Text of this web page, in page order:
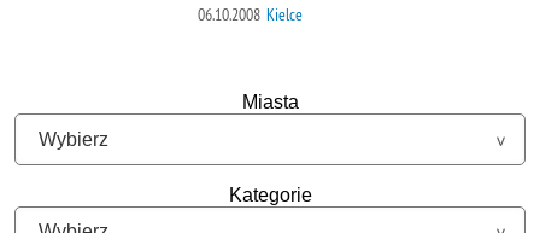
06.10.2008 Kielce
Miasta
Kategorie